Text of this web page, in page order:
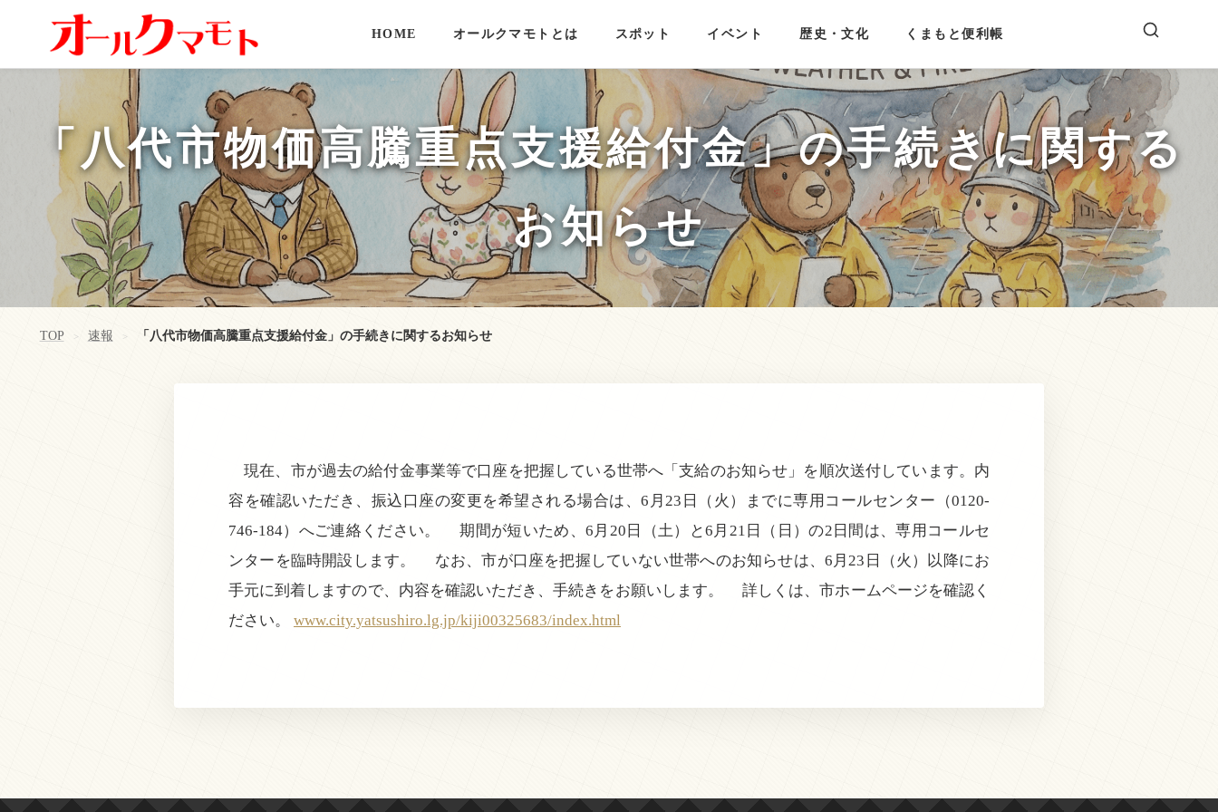
HOME オールクマモトとは スポット イベント 歴史・文化 くまもと便利帳
「八代市物価高騰重点支援給付金」の手続きに関する
お知らせ
TOP > 速報 > 「八代市物価高騰重点支援給付金」の手続きに関するお知らせ
現在、市が過去の給付金事業等で口座を把握している世帯へ「支給のお知らせ」を順次送付しています。内
容を確認いただき、振込口座の変更を希望される場合は、6月23日（火）までに専用コールセンター（0120-
746-184）へご連絡ください。 期間が短いため、6月20日（土）と6月21日（日）の2日間は、専用コールセ
ンターを臨時開設します。 なお、市が口座を把握していない世帯へのお知らせは、6月23日（火）以降にお
手元に到着しますので、内容を確認いただき、手続きをお願いします。 詳しくは、市ホームページを確認く
ださい。 www.city.yatsushiro.lg.jp/kiji00325683/index.html